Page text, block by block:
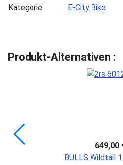
Kategorie
E-City Bike
Produkt-Alternativen :
649,00
BULLS Wildtail